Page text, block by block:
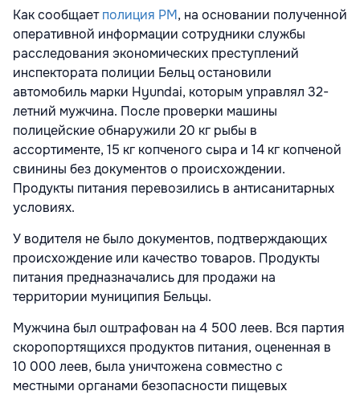
Как сообщаетполиция РМ, на основании полученной
оперативной информации сотрудники службы
расследования экономических преступлений
инспектората полиции Бельц остановили
автомобиль марки Hyundai, которым управлял 32-
летний мужчина. После проверки машины
полицейские обнаружили 20 кг рыбы в
ассортименте, 15 кг копченого сыра и 14 кг копченой
свинины без документов о происхождении.
Продукты питания перевозились в антисанитарных
условиях.
У водителя не было документов, подтверждающих
происхождение или качество товаров. Продукты
питания предназначались для продажи на
территории муниципия Бельцы.
Мужчина был оштрафован на 4 500 леев. Вся партия
скоропортящихся продуктов питания, оцененная в
10 000 леев, была уничтожена совместно с
местными органами безопасности пищевых